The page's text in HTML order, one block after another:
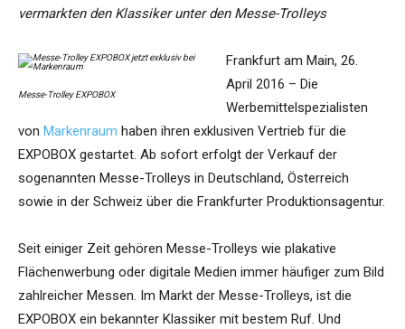
vermarkten den Klassiker unter den Messe-Trolleys
Messe-Trolley EXPOBOX
Frankfurt am Main, 26.
April 2016 – Die
Werbemittelspezialisten
von Markenraum haben ihren exklusiven Vertrieb für die
EXPOBOX gestartet. Ab sofort erfolgt der Verkauf der
sogenannten Messe-Trolleys in Deutschland, Österreich
sowie in der Schweiz über die Frankfurter Produktionsagentur.
Seit einiger Zeit gehören Messe-Trolleys wie plakative
Flächenwerbung oder digitale Medien immer häufiger zum Bild
zahlreicher Messen. Im Markt der Messe-Trolleys, ist die
EXPOBOX ein bekannter Klassiker mit bestem Ruf. Und